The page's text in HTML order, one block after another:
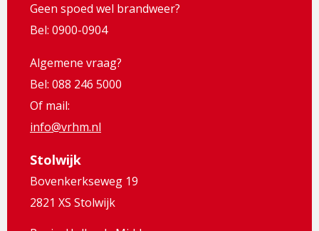
Geen spoed wel brandweer?
Bel: 0900-0904
Algemene vraag?
Bel: 088 246 5000
Of mail:
info@vrhm.nl
Stolwijk
Bovenkerkseweg 19
2821 XS Stolwijk